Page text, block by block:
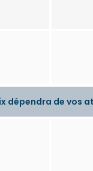
dépendra de vos